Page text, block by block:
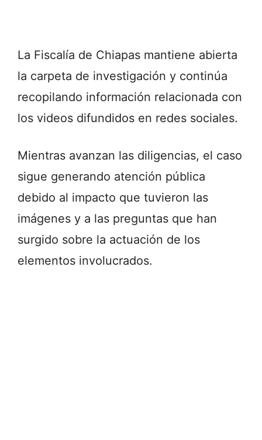
La Fiscalía de Chiapas mantiene abierta
la carpeta de investigación y continúa
recopilando información relacionada con
los videos difundidos en redes sociales.
Mientras avanzan las diligencias, el caso
sigue generando atención pública
debido al impacto que tuvieron las
imágenes y a las preguntas que han
surgido sobre la actuación de los
elementos involucrados.